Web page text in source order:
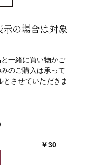
の場合は対象
一緒に買い物かご
のご購入は承って
させていただきま
￥30